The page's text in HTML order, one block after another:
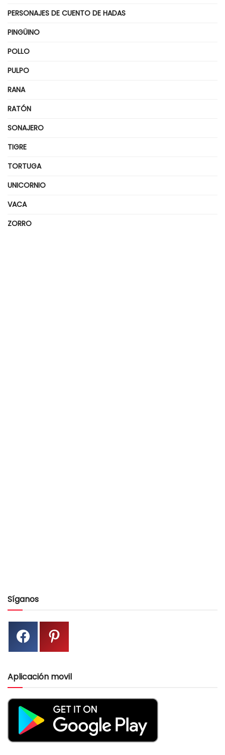
PERSONAJES DE CUENTO DE HADAS
PINGÜINO
POLLO
PULPO
RANA
RATÓN
SONAJERO
TIGRE
TORTUGA
UNICORNIO
VACA
ZORRO
Síganos
Aplicación movil